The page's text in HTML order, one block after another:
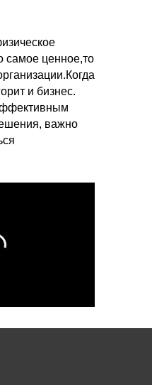
самое ценное,то
и бизнес.
важно